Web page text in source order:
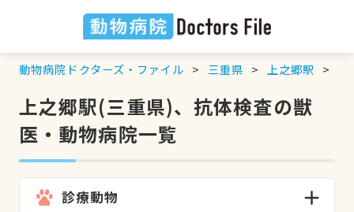
動物病院ドクターズ・ファイル 三重県 上之郷駅
上之郷駅(三重県)、抗体検査の獣
医・動物病院一覧
診療動物